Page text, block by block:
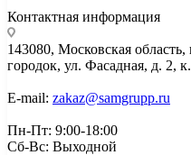
Контактная информация
143080, Mосковская
городок, ул. Фасадная, д. 2, к.
E-mail: zakaz@samgrupp.ru
Пн-Пт: 9:00-18:00
Сб-Вс: Выходной